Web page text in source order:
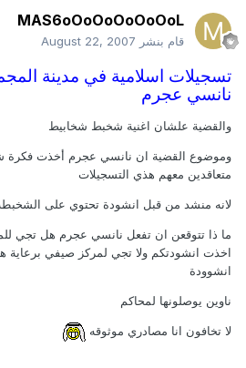
MAS6oOoOoOoOoOoL
قام بنشر August 22, 2007
تسجيلات اسلامية في مدينة
نانسي عجرم
والقضية علشان اغنية شخبط شخابيط
وموضوع القضية ان نانسي عجرم أخذت
متعاقدين معهم هذي التسجيلات
لانه منشد من قبل انشودة تحتوي على
ما ذا تتوقعن ان تفعل نانسي عجرم هل تجي
اخذت انشودتكم ولا تجي لمركز صيفي برعاية
انشوودة
ناوين يوصلونها لمحاكم
لا تخافون انا مصادري موثوقه